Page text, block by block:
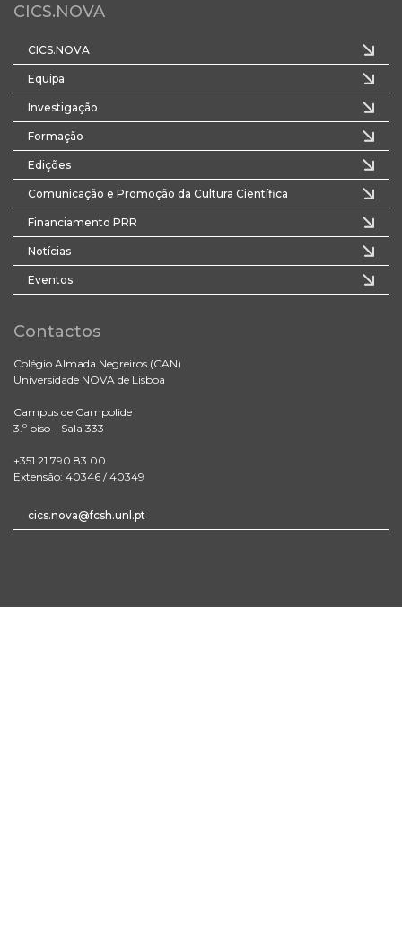
CICS.NOVA
CICS.NOVA
Equipa
Investigação
Formação
Edições
Comunicação e Promoção da Cultura Científica
Financiamento PRR
Notícias
Eventos
Contactos
Colégio Almada Negreiros (CAN)
Universidade NOVA de Lisboa
Campus de Campolide
3.º piso – Sala 333
+351 21 790 83 00
Extensão: 40346 / 40349
cics.nova@fcsh.unl.pt